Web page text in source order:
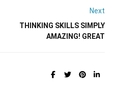
Next
THINKING SKILLS SIMPLY
AMAZING! GREAT